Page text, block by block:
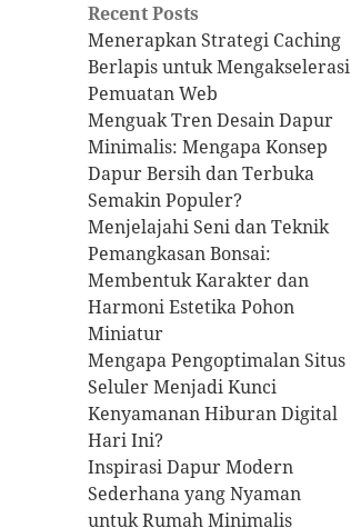
Recent Posts
Menerapkan Strategi Caching
Berlapis untuk Mengakselerasi
Pemuatan Web
Menguak Tren Desain Dapur
Minimalis: Mengapa Konsep
Dapur Bersih dan Terbuka
Semakin Populer?
Menjelajahi Seni dan Teknik
Pemangkasan Bonsai:
Membentuk Karakter dan
Harmoni Estetika Pohon
Miniatur
Mengapa Pengoptimalan Situs
Seluler Menjadi Kunci
Kenyamanan Hiburan Digital
Hari Ini?
Inspirasi Dapur Modern
Sederhana yang Nyaman
untuk Rumah Minimalis